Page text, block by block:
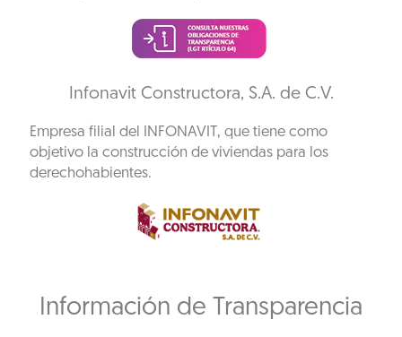
Infonavit Constructora, S.A. de C.V.
Empresa filial del INFONAVIT, que tiene como
objetivo la construcción de viviendas para los
derechohabientes.
Información de Transparencia